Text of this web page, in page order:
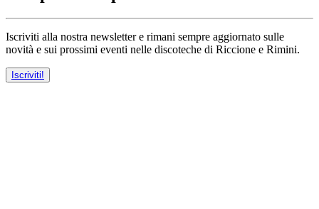
Iscriviti alla nostra newsletter e rimani sempre aggiornato sulle
novità e sui prossimi eventi nelle discoteche di Riccione e Rimini.
Iscriviti!